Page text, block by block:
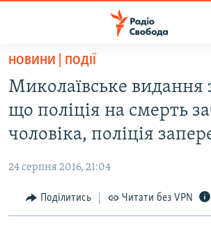
Перейти
основного
матеріалу
основної
навігації
Перейти
до
ЕКОНОМІКА
СУСПІЛЬСТВО
РОСІЙСЬКА «ФІЛЬТРАЦІЯ»
ДОНБАС.РЕАЛІЇ
НОВИНИ | ПОДІЇ
Миколаївське видання
що поліція на смерть
чоловіка, поліція
24 серпня 2016, 21:04
Поділитись Читати без VPN